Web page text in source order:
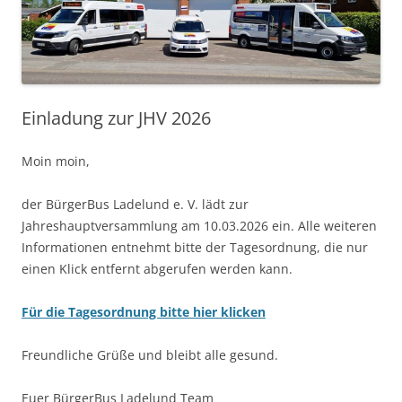
Einladung zur JHV 2026
Moin moin,
der BürgerBus Ladelund e. V. lädt zur
Jahreshauptversammlung am 10.03.2026 ein. Alle weiteren
Informationen entnehmt bitte der Tagesordnung, die nur
einen Klick entfernt abgerufen werden kann.
Für die Tagesordnung bitte hier klicken
Freundliche Grüße und bleibt alle gesund.
Euer BürgerBus Ladelund Team